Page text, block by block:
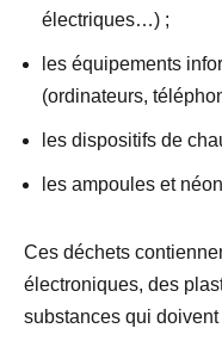
électriques…) ;
les équipements
(ordinateurs,
les dispositifs de
les ampoules et
Ces déchets
électroniques, des
substances qui